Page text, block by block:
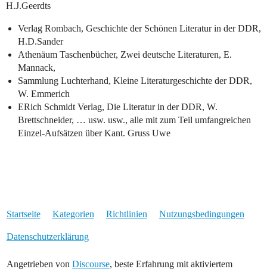
H.J.Geerdts
Verlag Rombach, Geschichte der Schönen Literatur in der DDR,
H.D.Sander
Athenäum Taschenbücher, Zwei deutsche Literaturen, E.
Mannack,
Sammlung Luchterhand, Kleine Literaturgeschichte der DDR,
W. Emmerich
ERich Schmidt Verlag, Die Literatur in der DDR, W.
Brettschneider, … usw. usw., alle mit zum Teil umfangreichen
Einzel-Aufsätzen über Kant. Gruss Uwe
Startseite Kategorien Richtlinien Nutzungsbedingungen
Datenschutzerklärung
Angetrieben von Discourse, beste Erfahrung mit aktiviertem